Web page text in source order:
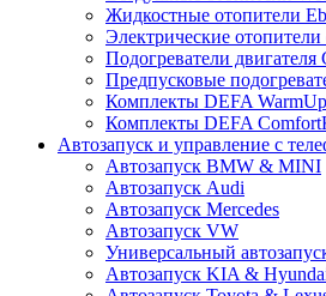
Жидкостные отопители
Электрические
Подогреватели двигателя
Предпусковые
Комплекты DEFA WarmUp
Комплекты DEFA
Автозапуск и управление с
Автозапуск BMW & MINI
Автозапуск Audi
Автозапуск Mercedes
Автозапуск VW
Универсальный
Автозапуск KIA &